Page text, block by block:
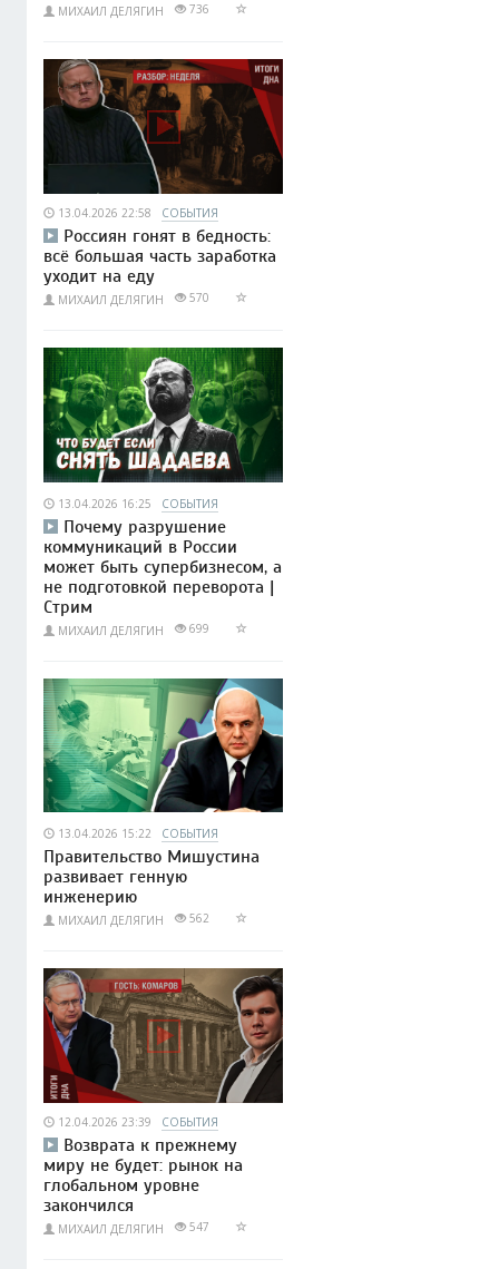
МИХАИЛ ДЕЛЯГИН 736
13.04.2026 22:58 СОБЫТИЯ
Россиян гонят в бедность:
всё большая часть заработка
уходит на еду
МИХАИЛ ДЕЛЯГИН 570
13.04.2026 16:25 СОБЫТИЯ
Почему разрушение
коммуникаций в России
может быть супербизнесом, а
не подготовкой переворота |
Стрим
МИХАИЛ ДЕЛЯГИН 699
13.04.2026 15:22 СОБЫТИЯ
Правительство Мишустина
развивает генную
инженерию
МИХАИЛ ДЕЛЯГИН 562
12.04.2026 23:39 СОБЫТИЯ
Возврата к прежнему
миру не будет: рынок на
глобальном уровне
закончился
МИХАИЛ ДЕЛЯГИН 547